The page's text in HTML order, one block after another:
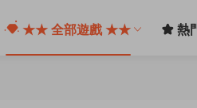
★★ 全部遊戲 ★★ 熱